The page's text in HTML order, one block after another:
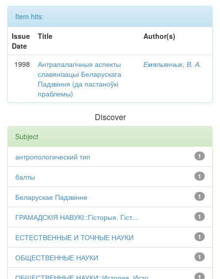
Item hits:
Issue
Date
Title Author(s)
1998
Антрапалагічныя аспекты
славянізацыі Беларускага
Падзвіння (да пастаноўкі
праблемы)
Емяльянчык, В. А.
Discover
Subject
1
антропологический тип
1
балты
1
Беларускае Падзвінне
1
ГРАМАДСКІЯ НАВУКІ::Гісторыя. Гіст...
1
ЕСТЕСТВЕННЫЕ И ТОЧНЫЕ НАУКИ
1
ОБЩЕСТВЕННЫЕ НАУКИ
1